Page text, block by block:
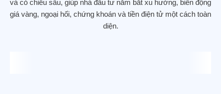
và có chiều sâu, giúp nhà đầu tư nắm bắt xu hướng, biến động
giá vàng, ngoại hối, chứng khoán và tiền điện tử một cách toàn
diện.